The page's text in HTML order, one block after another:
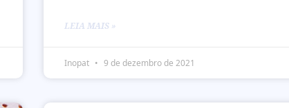
LEIA MAIS »
Inopat 9 de dezembro de 2021